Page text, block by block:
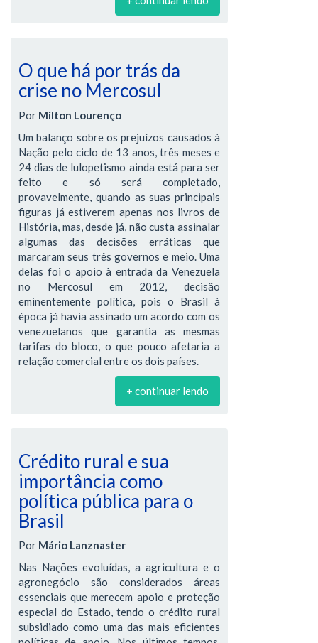
O que há por trás da
crise no Mercosul
Por Milton Lourenço
Um balanço sobre os prejuízos causados à
Nação pelo ciclo de 13 anos, três meses e
24 dias de lulopetismo ainda está para ser
feito e só será completado,
provavelmente, quando as suas principais
figuras já estiverem apenas nos livros de
História, mas, desde já, não custa assinalar
algumas das decisões erráticas que
marcaram seus três governos e meio. Uma
delas foi o apoio à entrada da Venezuela
no Mercosul em 2012, decisão
eminentemente política, pois o Brasil à
época já havia assinado um acordo com os
venezuelanos que garantia as mesmas
tarifas do bloco, o que pouco afetaria a
relação comercial entre os dois países.
+ continuar lendo
Crédito rural e sua
importância como
política pública para o
Brasil
Por Mário Lanznaster
Nas Nações evoluídas, a agricultura e o
agronegócio são considerados áreas
essenciais que merecem apoio e proteção
especial do Estado, tendo o crédito rural
subsidiado como uma das mais eficientes